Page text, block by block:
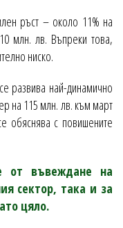
ръст – около 11% на
млн. лв. Въпреки това,
ниско.
развива най-динамично
на 115 млн. лв. към март
обяснява с повишените
от въвеждане на
сектор, така и за
цяло.